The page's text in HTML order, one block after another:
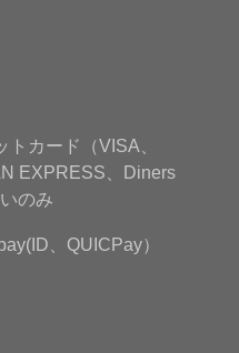
カード（VISA、
EXPRESS、Diners
のみ
、QUICPay）